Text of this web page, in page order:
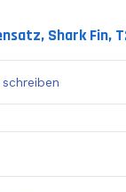
Shark Fin,